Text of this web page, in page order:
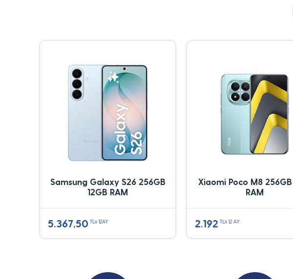
Samsung Galaxy S26 256GB
12GB RAM
5.367,50 TLx 12AY
Xiaomi Poco M8
RAM
2.192 TLx 12 AY